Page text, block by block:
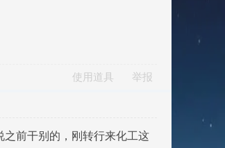
使用道具 举报
前干别的，刚转行来化工这